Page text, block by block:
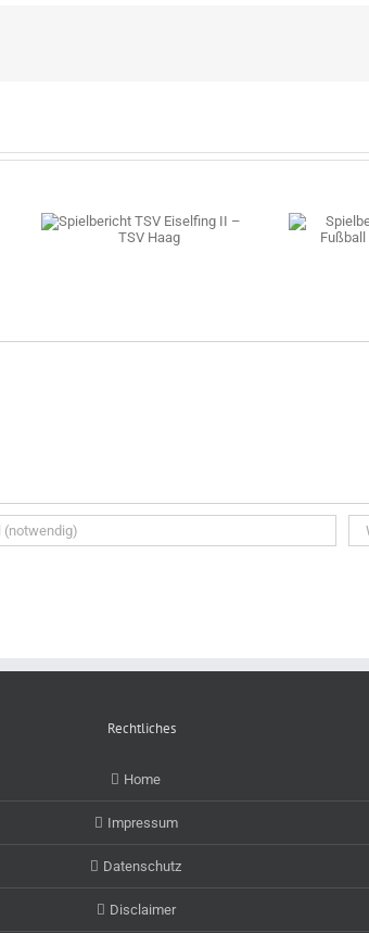
Spielberichte TSV Haag
Rechtliches
Home
Impressum
Datenschutz
Disclaimer